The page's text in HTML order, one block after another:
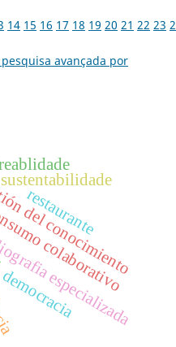
14 15 16 17 18 19 20 21 22 23
avançada por
colaborativo
especializada
conocimiento
sustentabilidade
democracia
restaurante